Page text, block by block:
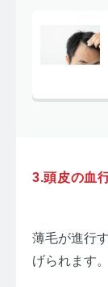
3.頭皮の血
薄毛が進行
げられます。